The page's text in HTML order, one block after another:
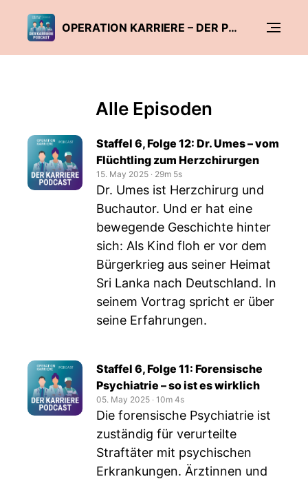
OPERATION KARRIERE – DER PODCAST
Alle Episoden
Staffel 6, Folge 12: Dr. Umes – vom
Flüchtling zum Herzchirurgen
15. May 2025 ‧ 29m 5s
Dr. Umes ist Herzchirurg und
Buchautor. Und er hat eine
bewegende Geschichte hinter
sich: Als Kind floh er vor dem
Bürgerkrieg aus seiner Heimat
Sri Lanka nach Deutschland. In
seinem Vortrag spricht er über
seine Erfahrungen.
Staffel 6, Folge 11: Forensische
Psychiatrie – so ist es wirklich
05. May 2025 ‧ 10m 4s
Die forensische Psychiatrie ist
zuständig für verurteilte
Straftäter mit psychischen
Erkrankungen. Ärztinnen und